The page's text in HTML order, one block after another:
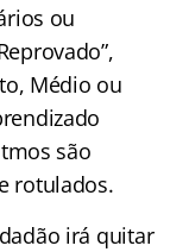
ou
Médio ou
são
rotulados.
irá quitar